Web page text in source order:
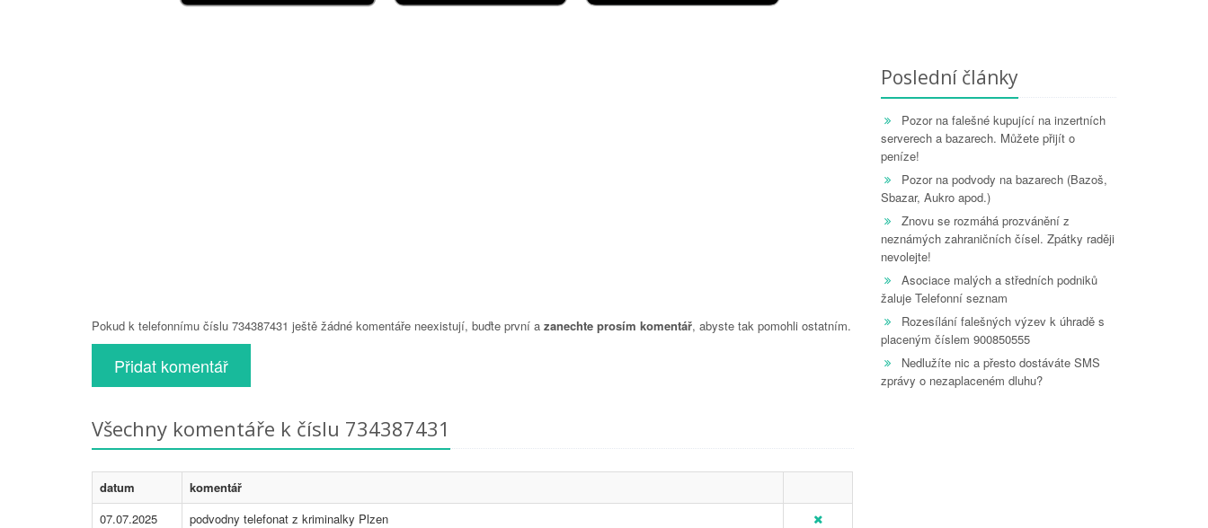
Pokud k telefonnímu číslu 734387431 ještě žádné komentáře neexistují, buďte první a zanechte prosím komentář, abyste tak pomohli ostatním.
Přidat komentář
Všechny komentáře k číslu 734387431
datum
komentář
07.07.2025
podvodny telefonat z kriminalky Plzen
Poslední články
Pozor na falešné kupující na inzertních
serverech a bazarech. Můžete přijít o
peníze!
Pozor na podvody na bazarech (Bazoš,
Sbazar, Aukro apod.)
Znovu se rozmáhá prozvánění z
neznámých zahraničních čísel. Zpátky raději
nevolejte!
Asociace malých a středních podniků
žaluje Telefonní seznam
Rozesílání falešných výzev k úhradě s
placeným číslem 900850555
Nedlužíte nic a přesto dostáváte SMS
zprávy o nezaplaceném dluhu?